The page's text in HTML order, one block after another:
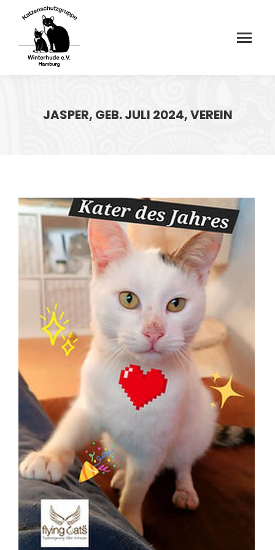
JASPER, GEB. JULI 2024, VEREIN